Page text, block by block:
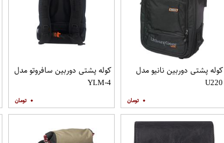
کوله پشتی دوربین نانیو مدل
U220
۰
کوله پشتی دوربین سافروتو مدل
YLM-4
۰